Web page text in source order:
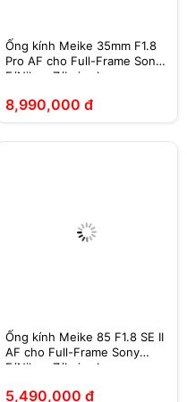
Ống kính Meike 35mm F1.8
Pro AF cho Full-Frame Sony
E/Nikon Z/Leica L
8,990,000 đ
Ống kính Meike 85 F1.8 SE II
AF cho Full-Frame Sony
E/Nikon Z/Leica L
5,490,000 đ